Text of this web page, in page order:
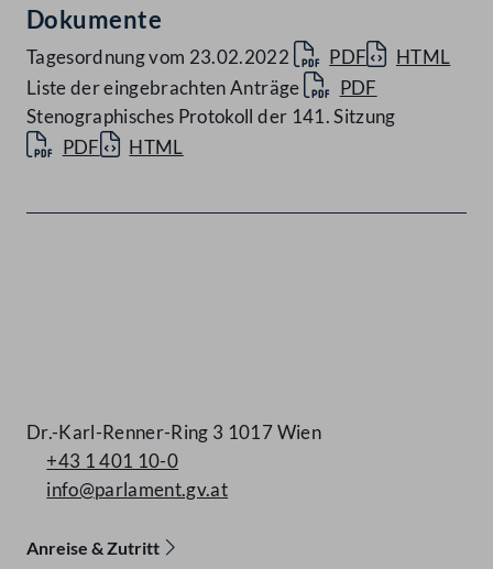
Dokumente
Tagesordnung vom 23.02.2022 PDF
HTML
Liste der eingebrachten Anträge
PDF
Stenographisches Protokoll der 141. Sitzung
PDF
HTML
Dr.-Karl-Renner-Ring 3 1017 Wien
+43 1 401 10-0
info@parlament.gv.at
Anreise & Zutritt